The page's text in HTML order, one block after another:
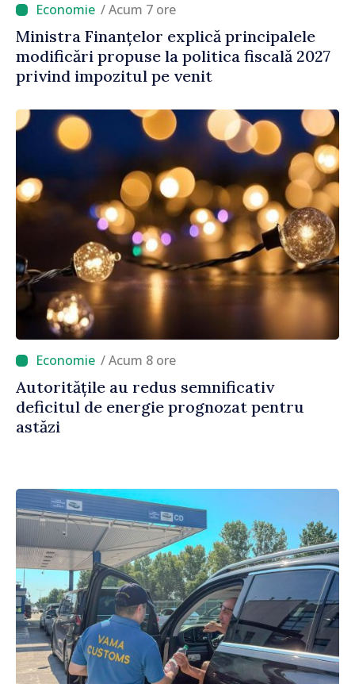
/ Acum 7 ore
Ministra Finanțelor explică principalele
modificări propuse la politica fiscală 2027
privind impozitul pe venit
/ Acum 8 ore
Autoritățile au redus semnificativ
deficitul de energie prognozat pentru
astăzi